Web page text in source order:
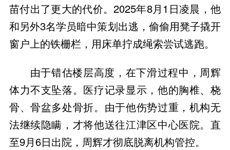
苗付出了更大的代价。2025年8月1日凌晨，他
和另外3名学员暗中策划出逃，偷偷用凳子撬开
窗户上的铁栅栏，用床单拧成绳索尝试逃跑。
由于错估楼层高度，在下滑过程中，周辉
体力不支坠落。医疗记录显示，他的胸椎、桡
骨、骨盆多处骨折。由于他伤势过重，机构无
法继续隐瞒，才将他送往江津区中心医院。直
至9月6日出院，周辉才彻底脱离机构管控。